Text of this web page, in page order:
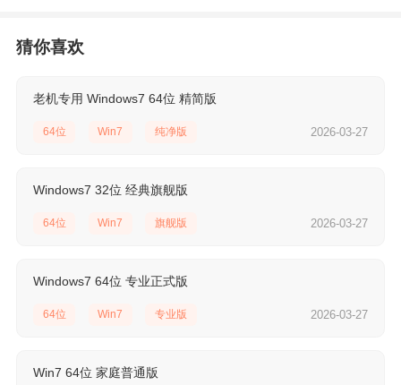
猜你喜欢
老机专用 Windows7 64位 精简版
64位 Win7 纯净版 2026-03-27
Windows7 32位 经典旗舰版
64位 Win7 旗舰版 2026-03-27
Windows7 64位 专业正式版
64位 Win7 专业版 2026-03-27
Win7 64位 家庭普通版